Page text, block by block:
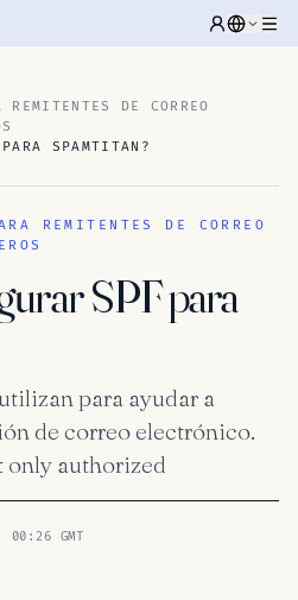
DE CORREO
SPAMTITAN?
REMITENTES DE CORREO
SPF para
para ayudar a
de correo electrónico.
only authorized
00:26 GMT